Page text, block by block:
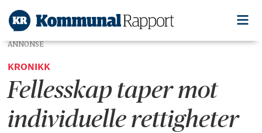
ANNONSE
KRONIKK
Fellesskap taper mot
individuelle rettigheter